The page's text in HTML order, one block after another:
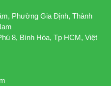
Phường Gia Định, Thành
8, Bình Hòa, Tp HCM, Việt